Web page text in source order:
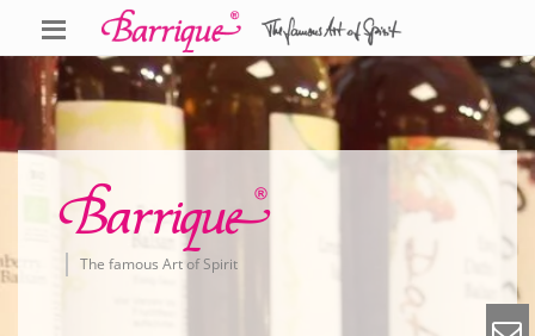
Barrique
The famous Art of Spirit